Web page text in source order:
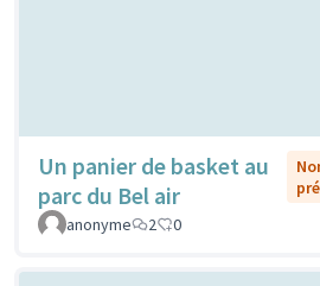
Un panier de basket au
parc du Bel air
anonyme
2 0